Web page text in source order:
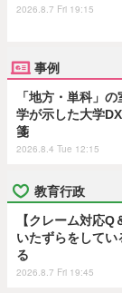
2026.8.7 Fri 19:15
事例
「地方・単科」
学が示した大学
箋
2026.8.4 Tue 12:15
教育行政
【クレーム対応
いたずらをしてい
る
2026.8.7 Fri 19:45